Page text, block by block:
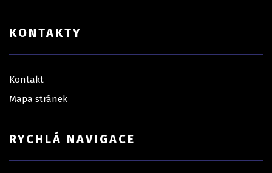
KONTAKTY
Kontakt
Mapa stránek
RYCHLÁ NAVIGACE